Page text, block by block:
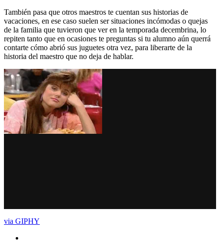
También pasa que otros maestros te cuentan sus historias de
vacaciones, en ese caso suelen ser situaciones incómodas o quejas
de la familia que tuvieron que ver en la temporada decembrina, lo
repiten tanto que en ocasiones te preguntas si tu alumno aún querrá
contarte cómo abrió sus juguetes otra vez, para liberarte de la
historia del maestro que no deja de hablar.
via GIPHY